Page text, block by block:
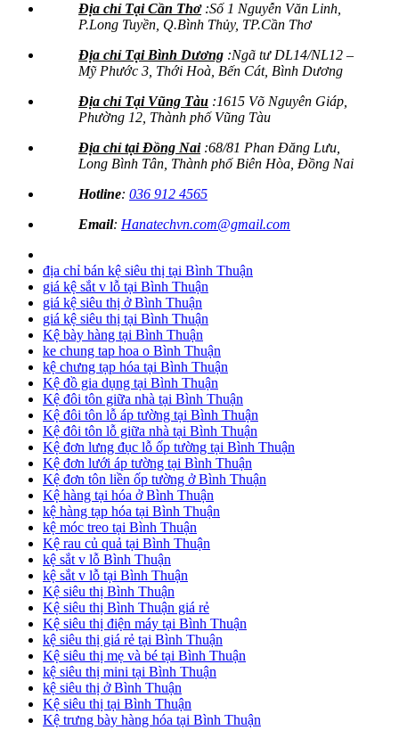
Địa chỉ Tại Cần Thơ:Số 1 Nguyễn Văn Linh,
P.Long Tuyền, Q.Bình Thủy, TP.Cần Thơ
Địa chỉ Tại Bình Dương :Ngã tư DL14/NL12 –
Mỹ Phước 3, Thới Hoà, Bến Cát, Bình Dương
Địa chỉ Tại Vũng Tàu :1615 Võ Nguyên Giáp,
Phường 12, Thành phố Vũng Tàu
Địa chỉ tại Đồng Nai:68/81 Phan Đăng Lưu,
Long Bình Tân, Thành phố Biên Hòa, Đồng Nai
Hotline: 036 912 4565
Email: Hanatechvn.com@gmail.com
địa chỉ bán kệ siêu thị tại Bình Thuận
giá kệ sắt v lỗ tại Bình Thuận
giá kệ siêu thị ở Bình Thuận
giá kệ siêu thị tại Bình Thuận
Kệ bày hàng tại Bình Thuận
ke chung tap hoa o Bình Thuận
kệ chưng tạp hóa tại Bình Thuận
Kệ đồ gia dụng tại Bình Thuận
Kệ đôi tôn giữa nhà tại Bình Thuận
Kệ đôi tôn lỗ áp tường tại Bình Thuận
Kệ đôi tôn lỗ giữa nhà tại Bình Thuận
Kệ đơn lưng đục lỗ ốp tường tại Bình Thuận
Kệ đơn lưới áp tường tại Bình Thuận
Kệ đơn tôn liền ốp tường ở Bình Thuận
Kệ hàng tại hóa ở Bình Thuận
kệ hàng tạp hóa tại Bình Thuận
kệ móc treo tại Bình Thuận
Kệ rau củ quả tại Bình Thuận
kệ sắt v lỗ Bình Thuận
kệ sắt v lỗ tại Bình Thuận
Kệ siêu thị Bình Thuận
Kệ siêu thị Bình Thuận giá rẻ
Kệ siêu thị điện máy tại Bình Thuận
kệ siêu thị giá rẻ tại Bình Thuận
Kệ siêu thị mẹ và bé tại Bình Thuận
kệ siêu thị mini tại Bình Thuận
kệ siêu thị ở Bình Thuận
Kệ siêu thị tại Bình Thuận
Kệ trưng bày hàng hóa tại Bình Thuận